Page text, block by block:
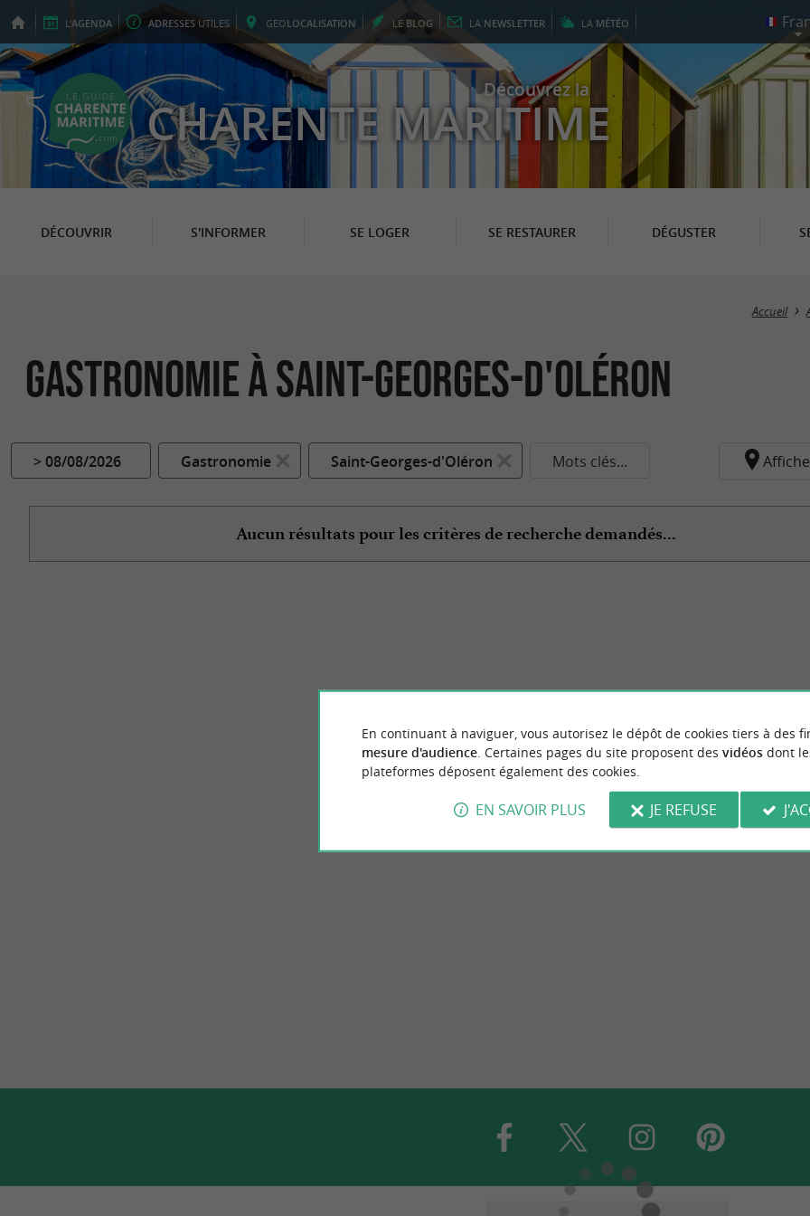
L'AGENDA ADRESSES UTILES GEOLOCALISATION LE BLOG LA NEWSLETTER LA MÉTÉO
Découvrez la
CHARENTE MARITIME
DÉCOUVRIR S'INFORMER SE LOGER SE RESTAURER DÉGUSTER
Accueil
Gastronomie à Saint-Georges-d'Oléron
> 08/08/2026 Gastronomie Saint-Georges-d'Oléron Mots clés...
Aucun résultats pour les critères de recherche demandés...
En continuant à naviguer, vous autorisez le dépôt de cookies tiers à des
mesure d'audience. Certaines pages du site proposent des vidéosdont
plateformes déposent également des cookies.
EN SAVOIR PLUS JE REFUSE